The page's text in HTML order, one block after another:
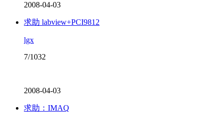
2008-04-03
求助 labview+PCI9812
lgx
7/1032
2008-04-03
求助：IMAQ